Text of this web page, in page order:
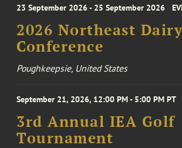
23 September 2026 - 25 September 2026
2026 Northeast Dairy
Conference
Poughkeepsie, United States
September 21, 2026, 12:00 PM - 5:00 PM PT
3rd Annual IEA Golf
Tournament